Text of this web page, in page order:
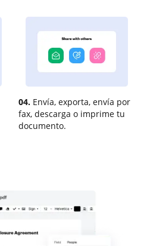
04. Envía, exporta, envía por
fax, descarga o imprime tu
documento.